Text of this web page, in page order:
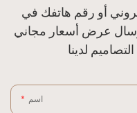
أو رقم هاتفك في
عرض أسعار مجاني
اسم